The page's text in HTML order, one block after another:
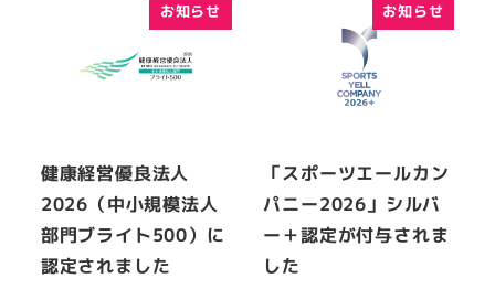
お知らせ
健康経営優良法人
2026（中小規模法人
部門ブライト500）に
認定されました
お知らせ
「スポーツエールカン
パニー2026」シルバ
ー＋認定が付与されま
した